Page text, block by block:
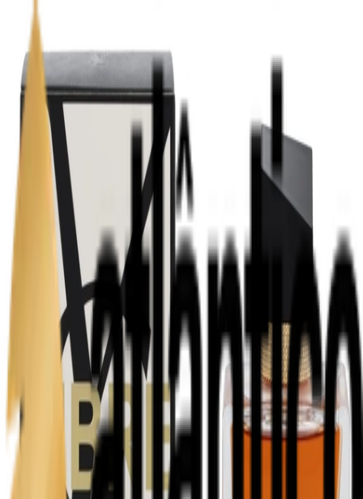
Atendimento
Meu
CARRINHO
PROMOÇÕES
Perfume Árabe
Perfume Francês
Perfumes De Nicho
Perfumes Miniatura
Body Splash
Kits
Óleo Perfumado
Gel De Banho / Sabonete Liquido
Hidratantes
Esfoliante
Cabelo
Pasta
Skincare
Spray Corporal
Aerosol Ambiente
Eletronicos